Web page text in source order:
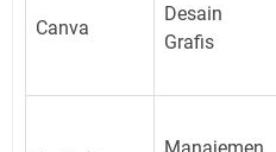
Canva
Desain
Grafis